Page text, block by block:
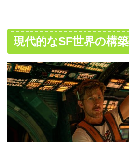
現代的なSF世界の構築